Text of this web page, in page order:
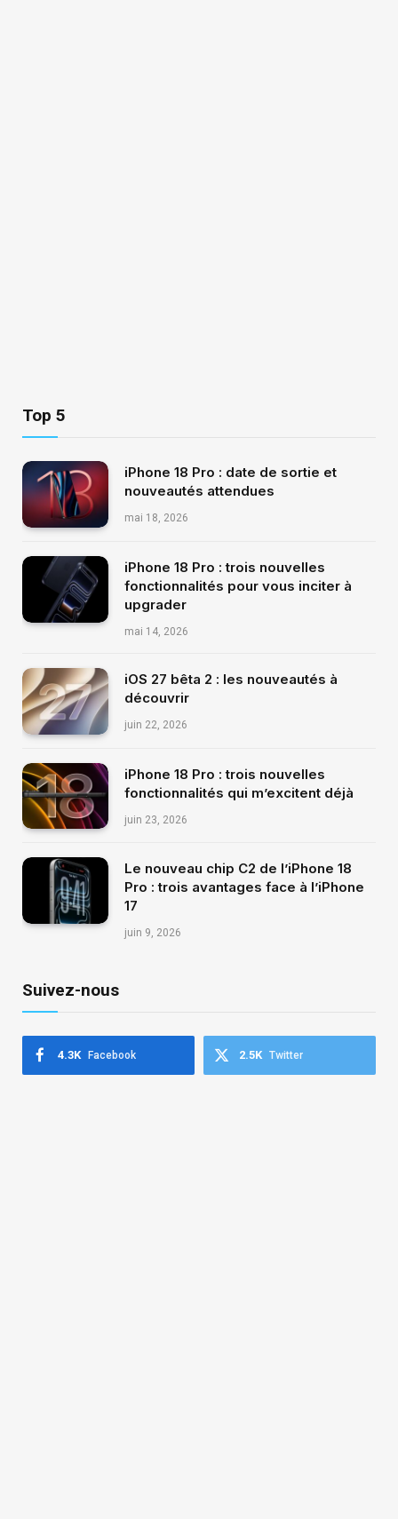
Top 5
iPhone 18 Pro : date de sortie et
nouveautés attendues
mai 18, 2026
iPhone 18 Pro : trois nouvelles
fonctionnalités pour vous inciter à
upgrader
mai 14, 2026
iOS 27 bêta 2 : les nouveautés à
découvrir
juin 22, 2026
iPhone 18 Pro : trois nouvelles
fonctionnalités qui m’excitent déjà
juin 23, 2026
Le nouveau chip C2 de l’iPhone 18
Pro : trois avantages face à l’iPhone
17
juin 9, 2026
Suivez-nous
Facebook
4.3K Twitter
2.5K